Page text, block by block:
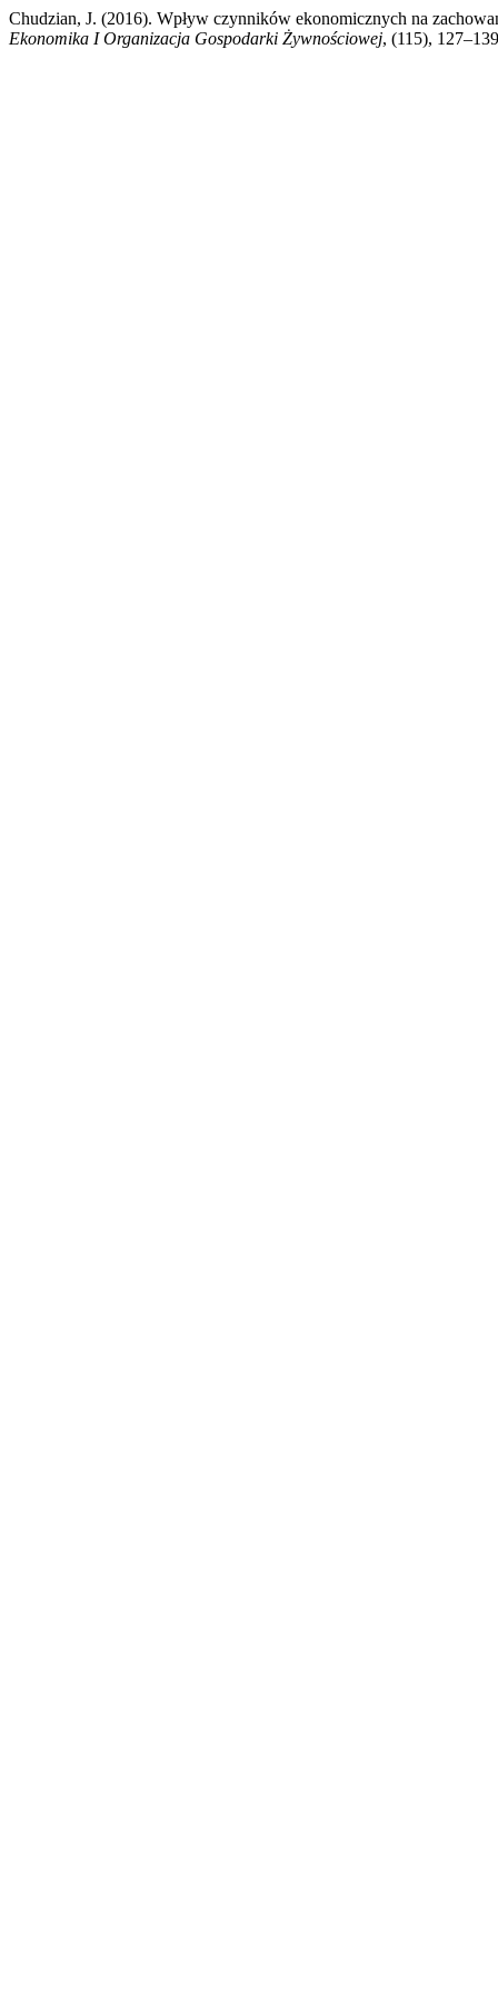
Chudzian, J. (2016). Wpływ czynników ekonomicznych na
Ekonomika I Organizacja Gospodarki Żywnościowej, (115),